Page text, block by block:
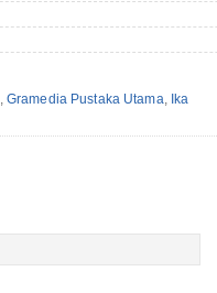
, Gramedia Pustaka Utama, Ika